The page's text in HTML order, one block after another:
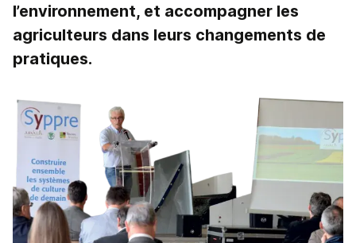
l’environnement, et accompagner les
agriculteurs dans leurs changements de
pratiques.